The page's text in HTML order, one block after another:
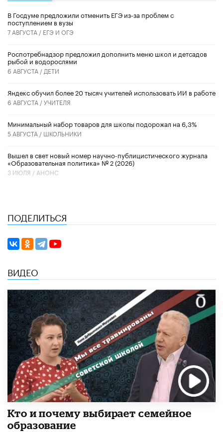
В Госдуме предложили отменить ЕГЭ из-за проблем с
поступлением в вузы
7 АВГУСТА / ЕГЭ И ОГЭ
Роспотребнадзор предложил дополнить меню школ и детсадов
рыбой и водорослями
6 АВГУСТА / ДЕТИ
​Яндекс обучил более 20 тысяч учителей использовать ИИ в работе
6 АВГУСТА /УЧИТЕЛЯ
Минимальный набор товаров для школы подорожал на 6,3%
5 АВГУСТА / ШКОЛЬНИКИ
Вышел в свет новый номер научно-публицистического журнала
«Образовательная политика» № 2 (2026)
3 ИЮЛЯ / АНОНС
ПОДЕЛИТЬСЯ
ВИДЕО
Кто и почему выбирает семейное
образование